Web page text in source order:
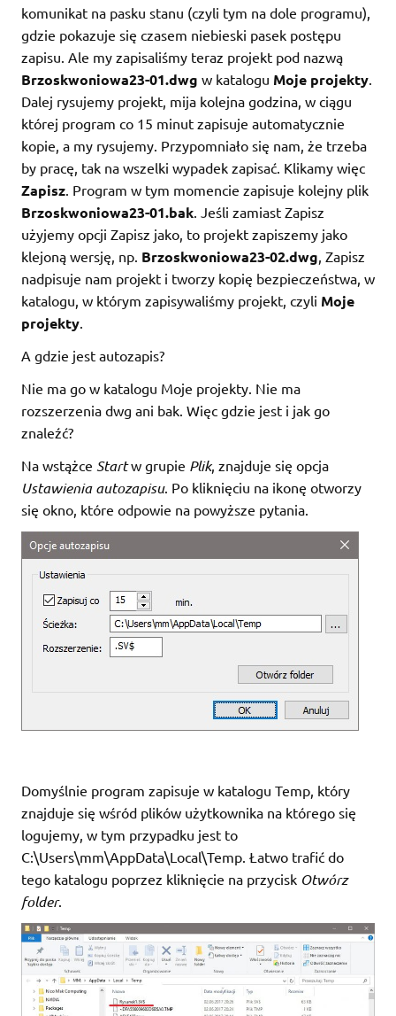
komunikat na pasku stanu (czyli tym na dole programu),
gdzie pokazuje się czasem niebieski pasek postępu
zapisu. Ale my zapisaliśmy teraz projekt pod nazwą
Brzoskwoniowa23-01.dwg w katalogu Moje projekty
Dalej rysujemy projekt, mija kolejna godzina, w ciągu
której program co 15 minut zapisuje automatycznie
kopie, a my rysujemy. Przypomniało się nam, że trzeba
by pracę, tak na wszelki wypadek zapisać. Klikamy więc
Zapisz . Program w tym momencie zapisuje kolejny plik
Brzoskwoniowa23-01.bak . Jeśli zamiast Zapisz
użyjemy opcji Zapisz jako, to projekt zapiszemy jako
klejoną wersję, np. Brzoskwoniowa23-02.dwg , Zapisz
nadpisuje nam projekt i tworzy kopię bezpieczeństwa, w
katalogu, w którym zapisywaliśmy projekt, czyli Moje
projekty
A gdzie jest autozapis?
Nie ma go w katalogu Moje projekty. Nie ma
rozszerzenia dwg ani bak. Więc gdzie jest i jak go
znaleźć?
Na wstążce Startw grupie Plik, znajduje się opcja
Ustawienia autozapisu. Po kliknięciu na ikonę otworzy
się okno, które odpowie na powyższe pytania.
Domyślnie program zapisuje w katalogu Temp, który
znajduje się wśród plików użytkownika na którego się
logujemy, w tym przypadku jest to
C:\Users\mm\AppData\Local\Temp. Łatwo trafić do
tego katalogu poprzez kliknięcie na przycisk Otwórz
folder.